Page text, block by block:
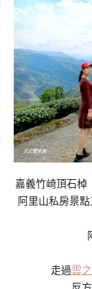
嘉義竹崎頂石棹
阿里山私房景
走過雲